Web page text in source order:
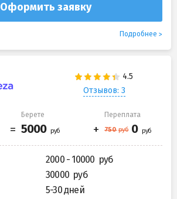
Оформить заявку
Подробнее
Отзывов: 3
Берете Переплата
2000 - 10000
30000
5-30 дней